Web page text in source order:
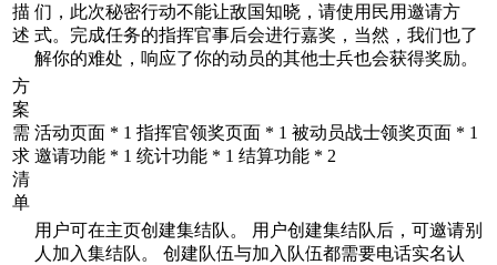
描
述
们，此次秘密行动不能让敌国知晓，请使用民用邀请方
式。完成任务的指挥官事后会进行嘉奖，当然，我们也了
解你的难处，响应了你的动员的其他士兵也会获得奖励。
方
案
需
求
清
单
活动页面 * 1 指挥官领奖页面 * 1 被动员战士领奖页面 * 1
邀请功能 * 1 统计功能 * 1 结算功能 * 2
用户可在主页创建集结队。 用户创建集结队后，可邀请别
人加入集结队。 创建队伍与加入队伍都需要电话实名认